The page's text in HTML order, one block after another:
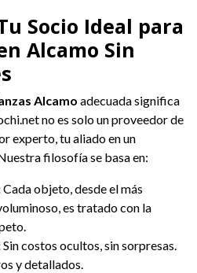
Socio Ideal para
Alcamo Sin
Alcamo adecuada significa
no es solo un proveedor de
experto, tu aliado en un
filosofía se basa en:
Cada objeto, desde el más
es tratado con la
Sin costos ocultos, sin sorpresas.
y detallados.